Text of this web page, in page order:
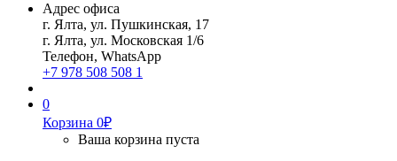
Адрес офиса
г. Ялта, ул. Пушкинская, 17
г. Ялта, ул. Московская 1/6
Телефон, WhatsApp
+7 978 508 508 1
0
Корзина 0₽
Ваша корзина пуста